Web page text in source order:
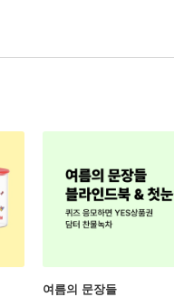
여름의 문장들